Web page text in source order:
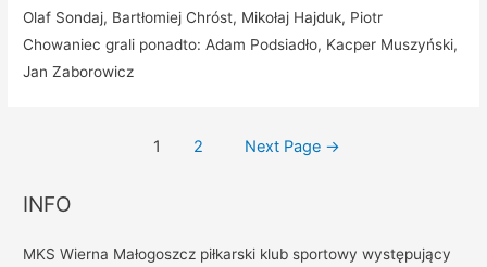
Olaf Sondaj, Bartłomiej Chróst, Mikołaj Hajduk, Piotr
Chowaniec grali ponadto: Adam Podsiadło, Kacper Muszyński,
Jan Zaborowicz
1 2 Next Page →
INFO
MKS Wierna Małogoszcz piłkarski klub sportowy występujący